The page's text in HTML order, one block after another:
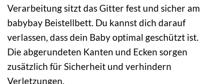
Verarbeitung sitzt das Gitter fest und sicher am
babybay Beistellbett. Du kannst dich darauf
verlassen, dass dein Baby optimal geschützt ist.
Die abgerundeten Kanten und Ecken sorgen
zusätzlich für Sicherheit und verhindern
Verletzungen.